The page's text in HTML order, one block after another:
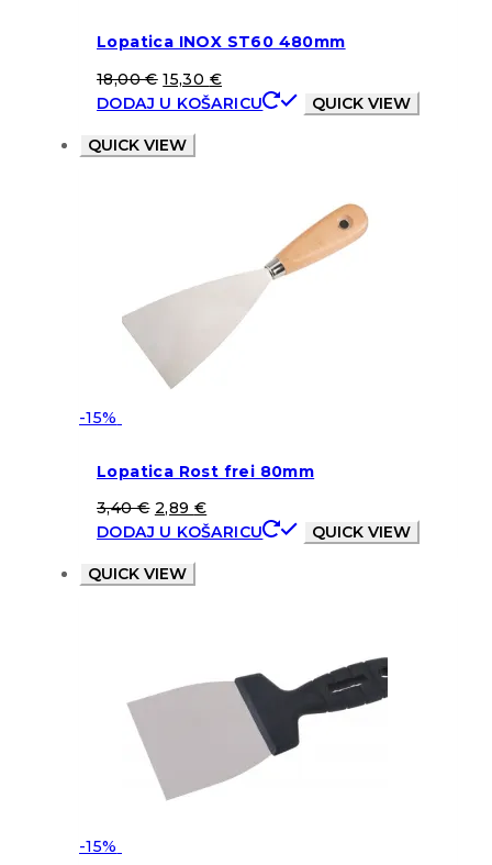
Lopatica INOX ST60 480mm
18,00€ 15,30 €
DODAJ U KOŠARICU
QUICK VIEW
QUICK VIEW
-15%
Lopatica Rost frei 80mm
3,40€ 2,89 €
DODAJ U KOŠARICU
QUICK VIEW
QUICK VIEW
-15%